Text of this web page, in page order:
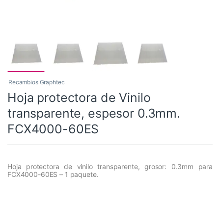
Recambios Graphtec
Hoja protectora de Vinilo
transparente, espesor 0.3mm.
FCX4000-60ES
Hoja protectora de vinilo transparente, grosor: 0.3mm para
FCX4000-60ES – 1 paquete.